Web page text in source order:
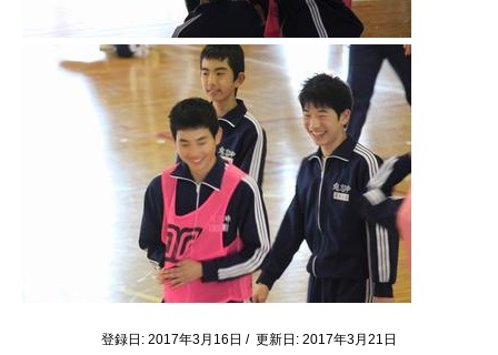
登録日: 2017年3月16日 / 更新日: 2017年3月21日